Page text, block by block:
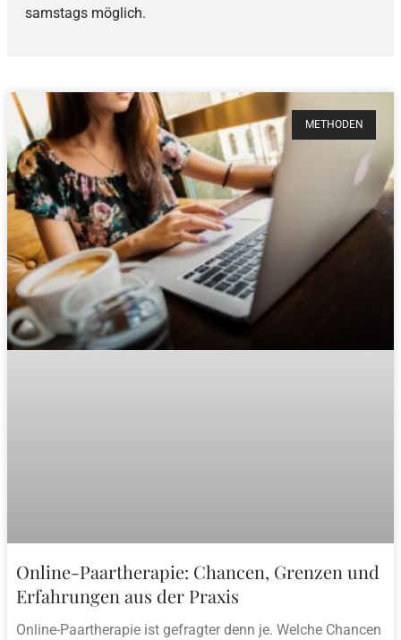
samstags möglich.
METHODEN
Online-Paartherapie: Chancen, Grenzen und
Erfahrungen aus der Praxis
Online-Paartherapie ist gefragter denn je. Welche Chancen